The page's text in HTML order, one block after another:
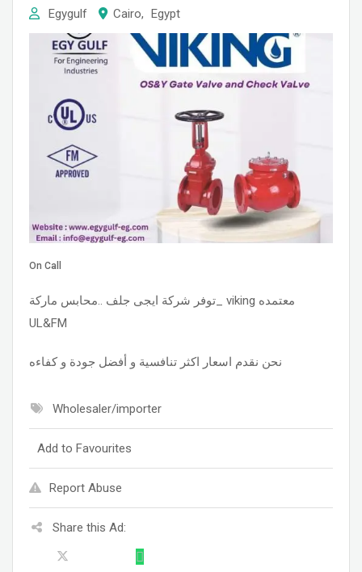
Egygulf Cairo, Egypt
On Call
توفر شركة ايجى جلف ..محابس ماركة_ viking معتمده
UL&FM
نحن نقدم اسعار اكثر تنافسية و أفضل جودة و كفاءه
Wholesaler/importer
Add to Favourites
Report Abuse
Share this Ad: